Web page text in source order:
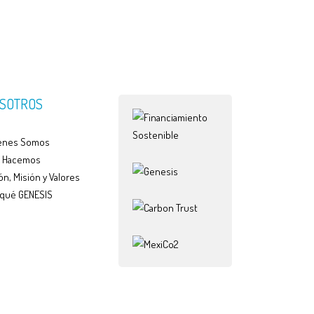
Somos
Misión y Valores
GENESIS